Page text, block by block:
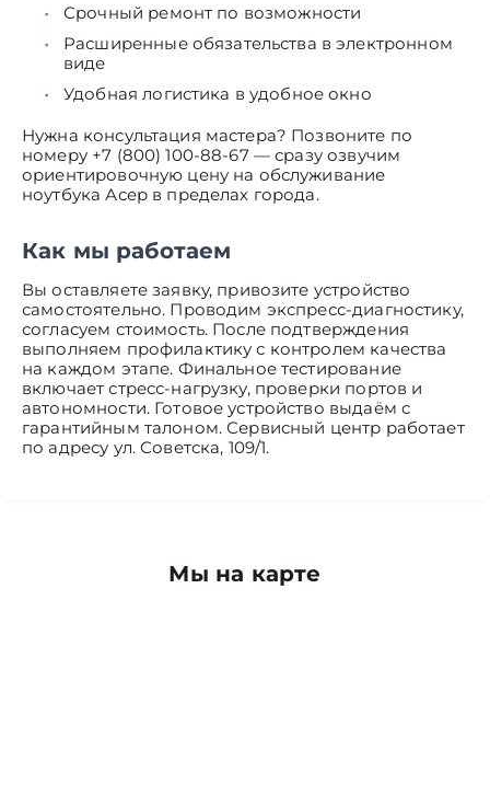
Срочный ремонт по возможности
Расширенные обязательства в электронном
виде
Удобная логистика в удобное окно
Нужна консультация мастера? Позвоните по
номеру +7 (800) 100-88-67 — сразу озвучим
ориентировочную цену на обслуживание
ноутбука Асер в пределах города.
Как мы работаем
Вы оставляете заявку, привозите устройство
самостоятельно. Проводим экспресс-диагностику,
согласуем стоимость. После подтверждения
выполняем профилактику с контролем качества
на каждом этапе. Финальное тестирование
включает стресс-нагрузку, проверки портов и
автономности. Готовое устройство выдаём с
гарантийным талоном. Сервисный центр работает
по адресу ул. Советска, 109/1.
Мы на карте